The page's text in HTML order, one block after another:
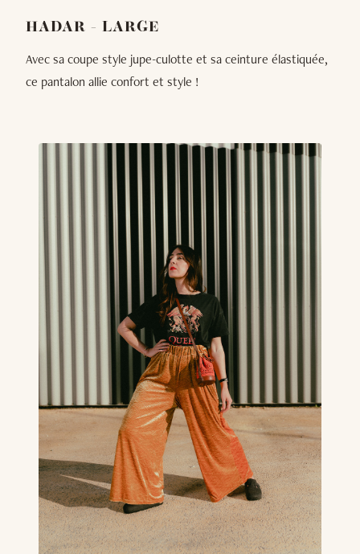
HADAR - LARGE
Avec sa coupe style jupe-culotte et sa ceinture élastiquée,
ce pantalon allie confort et style !